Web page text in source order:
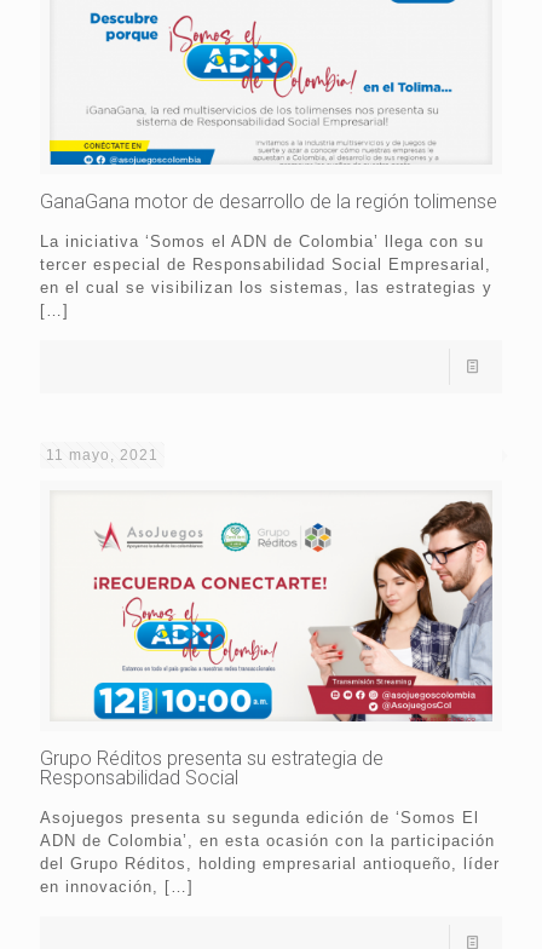
GanaGana motor de desarrollo de la región tolimense
La iniciativa ‘Somos el ADN de Colombia’ llega con su
tercer especial de Responsabilidad Social Empresarial,
en el cual se visibilizan los sistemas, las estrategias y
[…]
11 mayo, 2021
Grupo Réditos presenta su estrategia de
Responsabilidad Social
Asojuegos presenta su segunda edición de ‘Somos El
ADN de Colombia’, en esta ocasión con la participación
del Grupo Réditos, holding empresarial antioqueño, líder
en innovación, […]